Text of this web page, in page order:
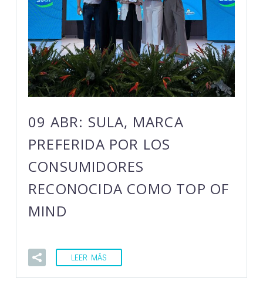
09 ABR: SULA, MARCA
PREFERIDA POR LOS
CONSUMIDORES
RECONOCIDA COMO TOP OF
MIND
LEER MÁS